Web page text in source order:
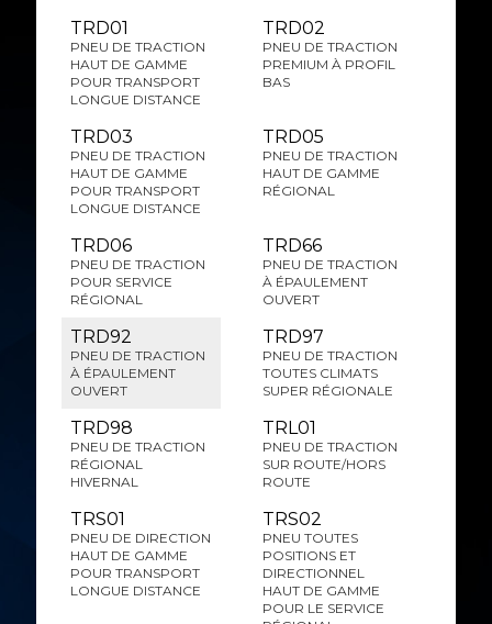
TRD01
PNEU DE TRACTION
HAUT DE GAMME
POUR TRANSPORT
LONGUE DISTANCE
TRD02
PNEU DE TRACTION
PREMIUM À PROFIL
BAS
TRD03
PNEU DE TRACTION
HAUT DE GAMME
POUR TRANSPORT
LONGUE DISTANCE
TRD05
PNEU DE TRACTION
HAUT DE GAMME
RÉGIONAL
TRD06
PNEU DE TRACTION
POUR SERVICE
RÉGIONAL
TRD66
PNEU DE TRACTION
À ÉPAULEMENT
OUVERT
TRD92
PNEU DE TRACTION
À ÉPAULEMENT
OUVERT
TRD97
PNEU DE TRACTION
TOUTES CLIMATS
SUPER RÉGIONALE
TRD98
PNEU DE TRACTION
RÉGIONAL
HIVERNAL
TRL01
PNEU DE TRACTION
SUR ROUTE/HORS
ROUTE
TRS01
PNEU DE DIRECTION
HAUT DE GAMME
POUR TRANSPORT
LONGUE DISTANCE
TRS02
PNEU TOUTES
POSITIONS ET
DIRECTIONNEL
HAUT DE GAMME
POUR LE SERVICE